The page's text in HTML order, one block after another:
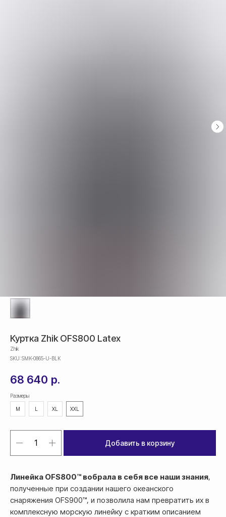
Куртка Zhik OFS800 Latex
Zhik
SKU:SMK-0865-U-BLK
68 640 р.
Размеры
M L XL XXL
Добавить в корзину
Линейка OFS800™ вобрала в себя все наши знания,
полученные при создании нашего океанского
снаряжения OFS900™, и позволила нам превратить их в
комплексную морскую линейку с кратким описанием